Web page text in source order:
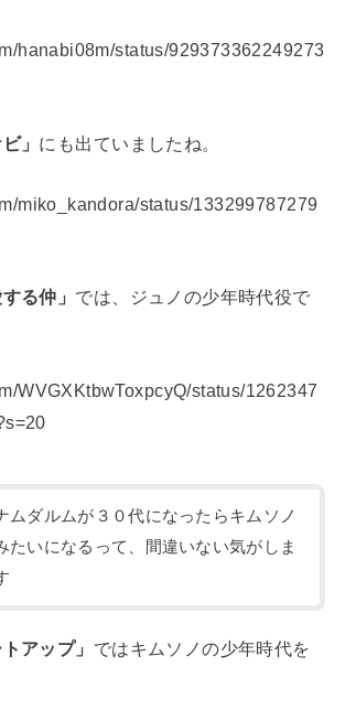
hanabi08m/status/929373362249273
」 にも出ていましたね。
miko_kandora/status/133299787279
る仲」 では、ジュノの少年時代役で
WVGXKtbwToxpcyQ/status/1262347
ムダルムが３０代になったらキムソノ
たいになるって、間違いない気がしま
アップ」 ではキムソノの少年時代を